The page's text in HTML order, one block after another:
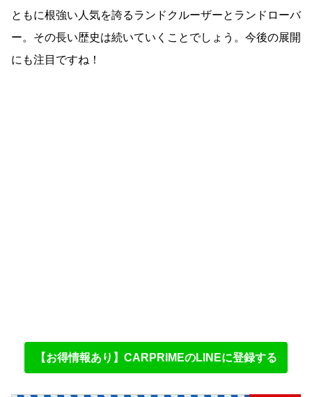
ともに根強い人気を誇るランドクルーザーとランドローバ
ー。その長い歴史は続いていくことでしょう。今後の展開
にも注目ですね！
【お得情報あり】CARPRIMEのLINEに登録する